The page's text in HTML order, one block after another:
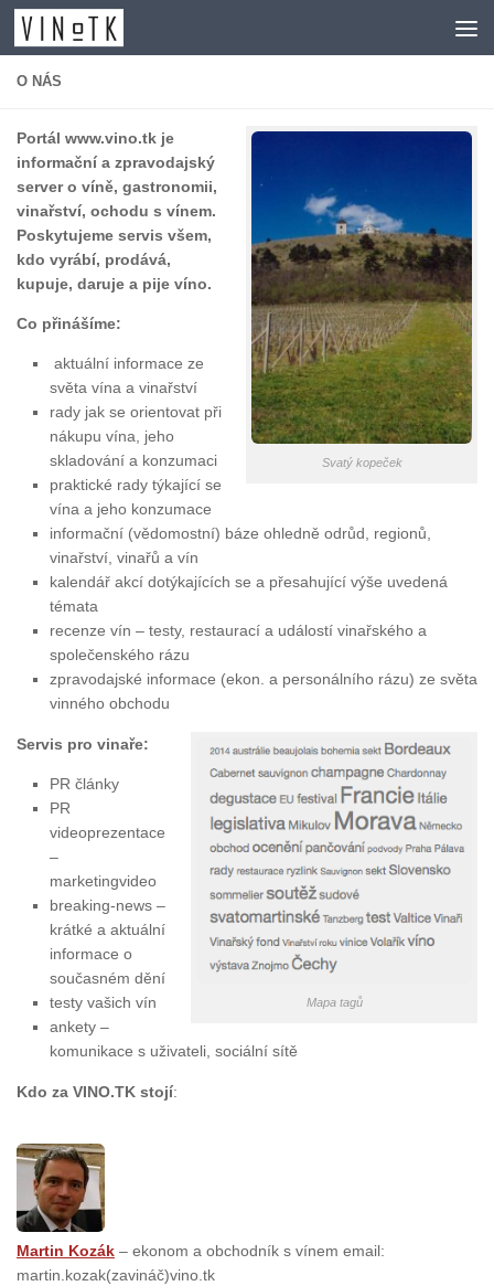
Skip to content
O NÁS
Svatý kopeček
Portál www.vino.tk je
informační a zpravodajský
server o víně, gastronomii,
vinařství, ochodu s vínem.
Poskytujeme servis všem,
kdo vyrábí, prodává,
kupuje, daruje a pije víno.
Co přinášíme:
aktuální informace ze
světa vína a vinařství
rady jak se orientovat při
nákupu vína, jeho
skladování a konzumaci
praktické rady týkající se
vína a jeho konzumace
informační (vědomostní) báze ohledně odrůd, regionů,
vinařství, vinařů a vín
kalendář akcí dotýkajících se a přesahující výše uvedená
témata
recenze vín – testy, restaurací a událostí vinařského a
společenského rázu
zpravodajské informace (ekon. a personálního rázu) ze světa
vinného obchodu
Mapa tagů
Servis pro vinaře:
PR články
PR
videoprezentace
–
marketingvideo
breaking-news –
krátké a aktuální
informace o
současném dění
testy vašich vín
ankety –
komunikace s uživateli, sociální sítě
Kdo za VINO.TK stojí:
Martin Kozák – ekonom a obchodník s vínem email:
martin.kozak(zavináč)vino.tk